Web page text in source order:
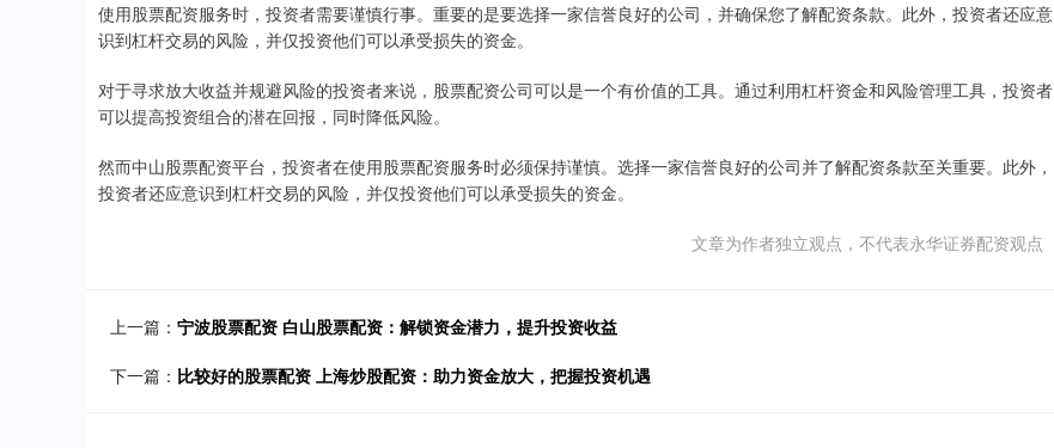
使用股票配资服务时，投资者需要谨慎行事。重要的是要选择一家信誉良好的公司，并确保您了解配资条款。此外，投资者还应意
识到杠杆交易的风险，并仅投资他们可以承受损失的资金。
对于寻求放大收益并规避风险的投资者来说，股票配资公司可以是一个有价值的工具。通过利用杠杆资金和风险管理工具，投资者
可以提高投资组合的潜在回报，同时降低风险。
然而中山股票配资平台，投资者在使用股票配资服务时必须保持谨慎。选择一家信誉良好的公司并了解配资条款至关重要。此外，
投资者还应意识到杠杆交易的风险，并仅投资他们可以承受损失的资金。
文章为作者独立观点，不代表永华证券配资观点
上一篇： 宁波股票配资 白山股票配资：解锁资金潜力，提升投资收益
下一篇： 比较好的股票配资 上海炒股配资：助力资金放大，把握投资机遇